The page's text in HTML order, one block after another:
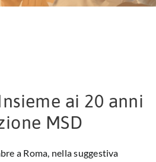
ai 20 anni
MSD
a Roma, nella suggestiva